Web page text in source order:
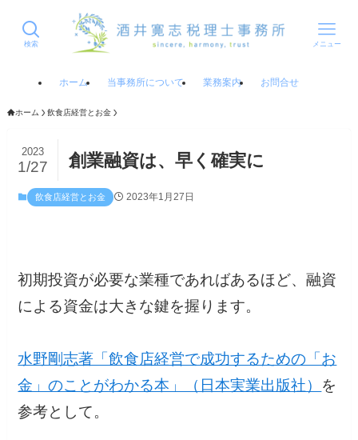
検索 メニュー
ホーム 当事務所について 業務案内 お問合せ
ホーム 飲食店経営とお金
創業融資は、早く確実に
2023
1/27
飲食店経営とお金 2023年1月27日
初期投資が必要な業種であればあるほど、融資
による資金は大きな鍵を握ります。
水野剛志著「飲食店経営で成功するための「お
金」のことがわかる本」（日本実業出版社） を
参考として。